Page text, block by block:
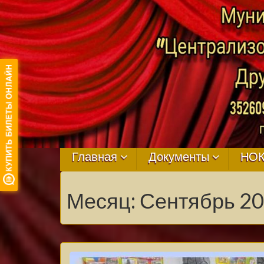
МБУ ЦКРЦ
СЕЛЬСКОГО
ПОСЕЛЕНИЯ
Главная Документы
Месяц: Сентябрь